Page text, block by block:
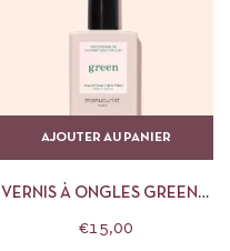
AJOUTER AU PANIER
VERNIS À ONGLES GREEN™
PAILLETÉ ARGENT
€15,00